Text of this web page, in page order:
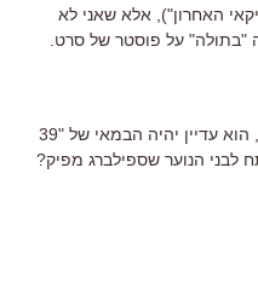
האחרון"), אלא שאני לא
"בתולה" על פוסטר של סרט.
והאם יש סיכוי שאחרי כל הברדק הזה, הוא עדיין יהיה הבמאי של "39
הנוער שספילברג מפיק?